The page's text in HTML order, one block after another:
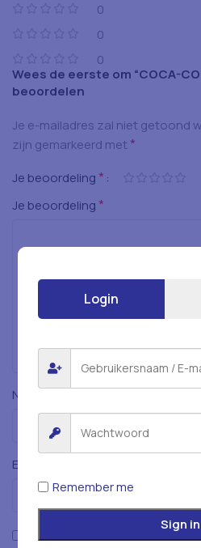
0
0
0
Wees de eerste om “COCA-
beoordelen
Je e-mailadres zal niet getoond
zijn gemarkeerd met *
Je beoordeling *
Je beoordeling *
Naam *
E-mail
Mijn naam, e-mailadres en
Login
Remember me
Sign in